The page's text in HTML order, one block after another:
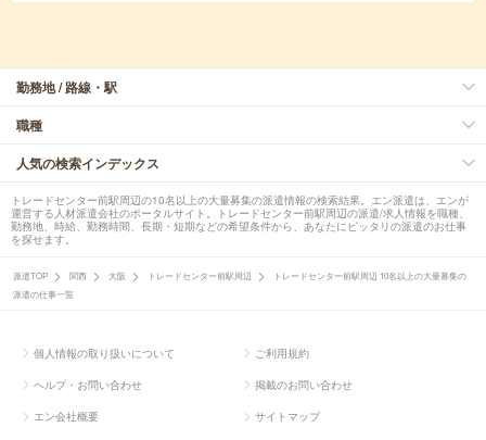
勤務地 / 路線・駅
職種
人気の検索インデックス
トレードセンター前駅周辺の10名以上の大量募集の派遣情報の検索結果。エン派遣は、エンが
運営する人材派遣会社のポータルサイト。トレードセンター前駅周辺の派遣/求人情報を職種、
勤務地、時給、勤務時間、長期・短期などの希望条件から、あなたにピッタリの派遣のお仕事
を探せます。
派遣TOP 関西 大阪 トレードセンター前駅周辺
トレードセンター前駅周辺 10名以上の大量募集の
派遣の仕事一覧
個人情報の取り扱いについて ご利用規約
ヘルプ・お問い合わせ 掲載のお問い合わせ
エン会社概要 サイトマップ